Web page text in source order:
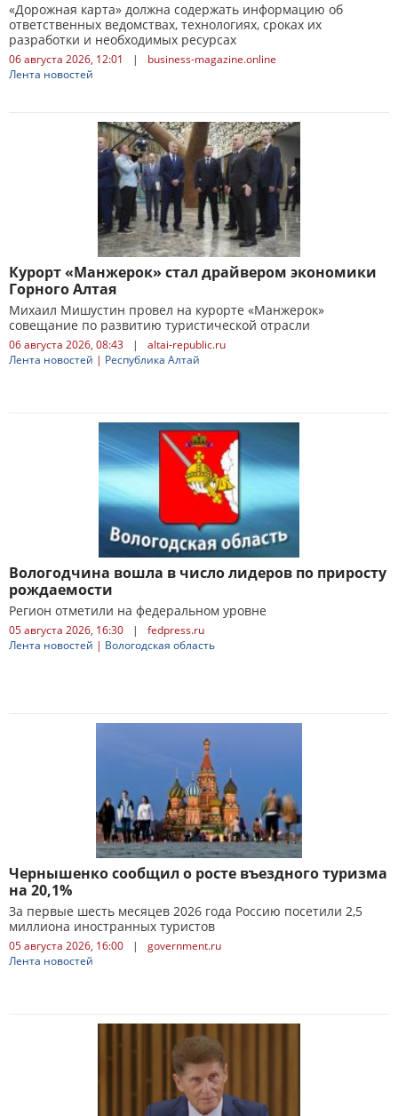
«Дорожная карта» должна содержать информацию об
ответственных ведомствах, технологиях, сроках их
разработки и необходимых ресурсах
06 августа 2026, 12:01 |
business-magazine.online
Лента новостей
Курорт «Манжерок» стал драйвером экономики
Горного Алтая
Михаил Мишустин провел на курорте «Манжерок»
совещание по развитию туристической отрасли
06 августа 2026, 08:43 |
altai-republic.ru
Лента новостей | Республика Алтай
Вологодчина вошла в число лидеров по приросту
рождаемости
Регион отметили на федеральном уровне
05 августа 2026, 16:30 |
fedpress.ru
Лента новостей | Вологодская область
Чернышенко сообщил о росте въездного туризма
на 20,1%
За первые шесть месяцев 2026 года Россию посетили 2,5
миллиона иностранных туристов
05 августа 2026, 16:00 |
government.ru
Лента новостей